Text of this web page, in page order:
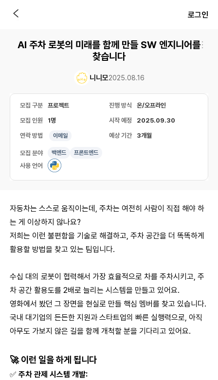
로그인
AI 주차 로봇의 미래를 함께 만들 SW 엔지니어를
찾습니다
니니모2025.08.16
모집 구분 프로젝트 진행 방식 온/오프라인
모집 인원 1명 시작 예정 2025.09.30
연락 방법 이메일 예상 기간 3개월
모집 분야 백엔드 프론트엔드
사용 언어
자동차는 스스로 움직이는데, 주차는 여전히 사람이 직접 해야 하
는 게 이상하지 않나요?
저희는 이런 불편함을 기술로 해결하고, 주차 공간을 더 똑똑하게
활용할 방법을 찾고 있는 팀입니다.
수십 대의 로봇이 협력해서 가장 효율적으로 차를 주차시키고, 주
차 공간 활용도를 2배로 늘리는 시스템을 만들고 있어요.
영화에서 봤던 그 장면을 현실로 만들 핵심 멤버를 찾고 있습니다.
국내 대기업의 든든한 지원과 스타트업의 빠른 실행력으로, 아직
아무도 가보지 않은 길을 함께 개척할 분을 기다리고 있어요.
🚀 이런 일을 하게 됩니다
✅ 주차 관제 시스템 개발: